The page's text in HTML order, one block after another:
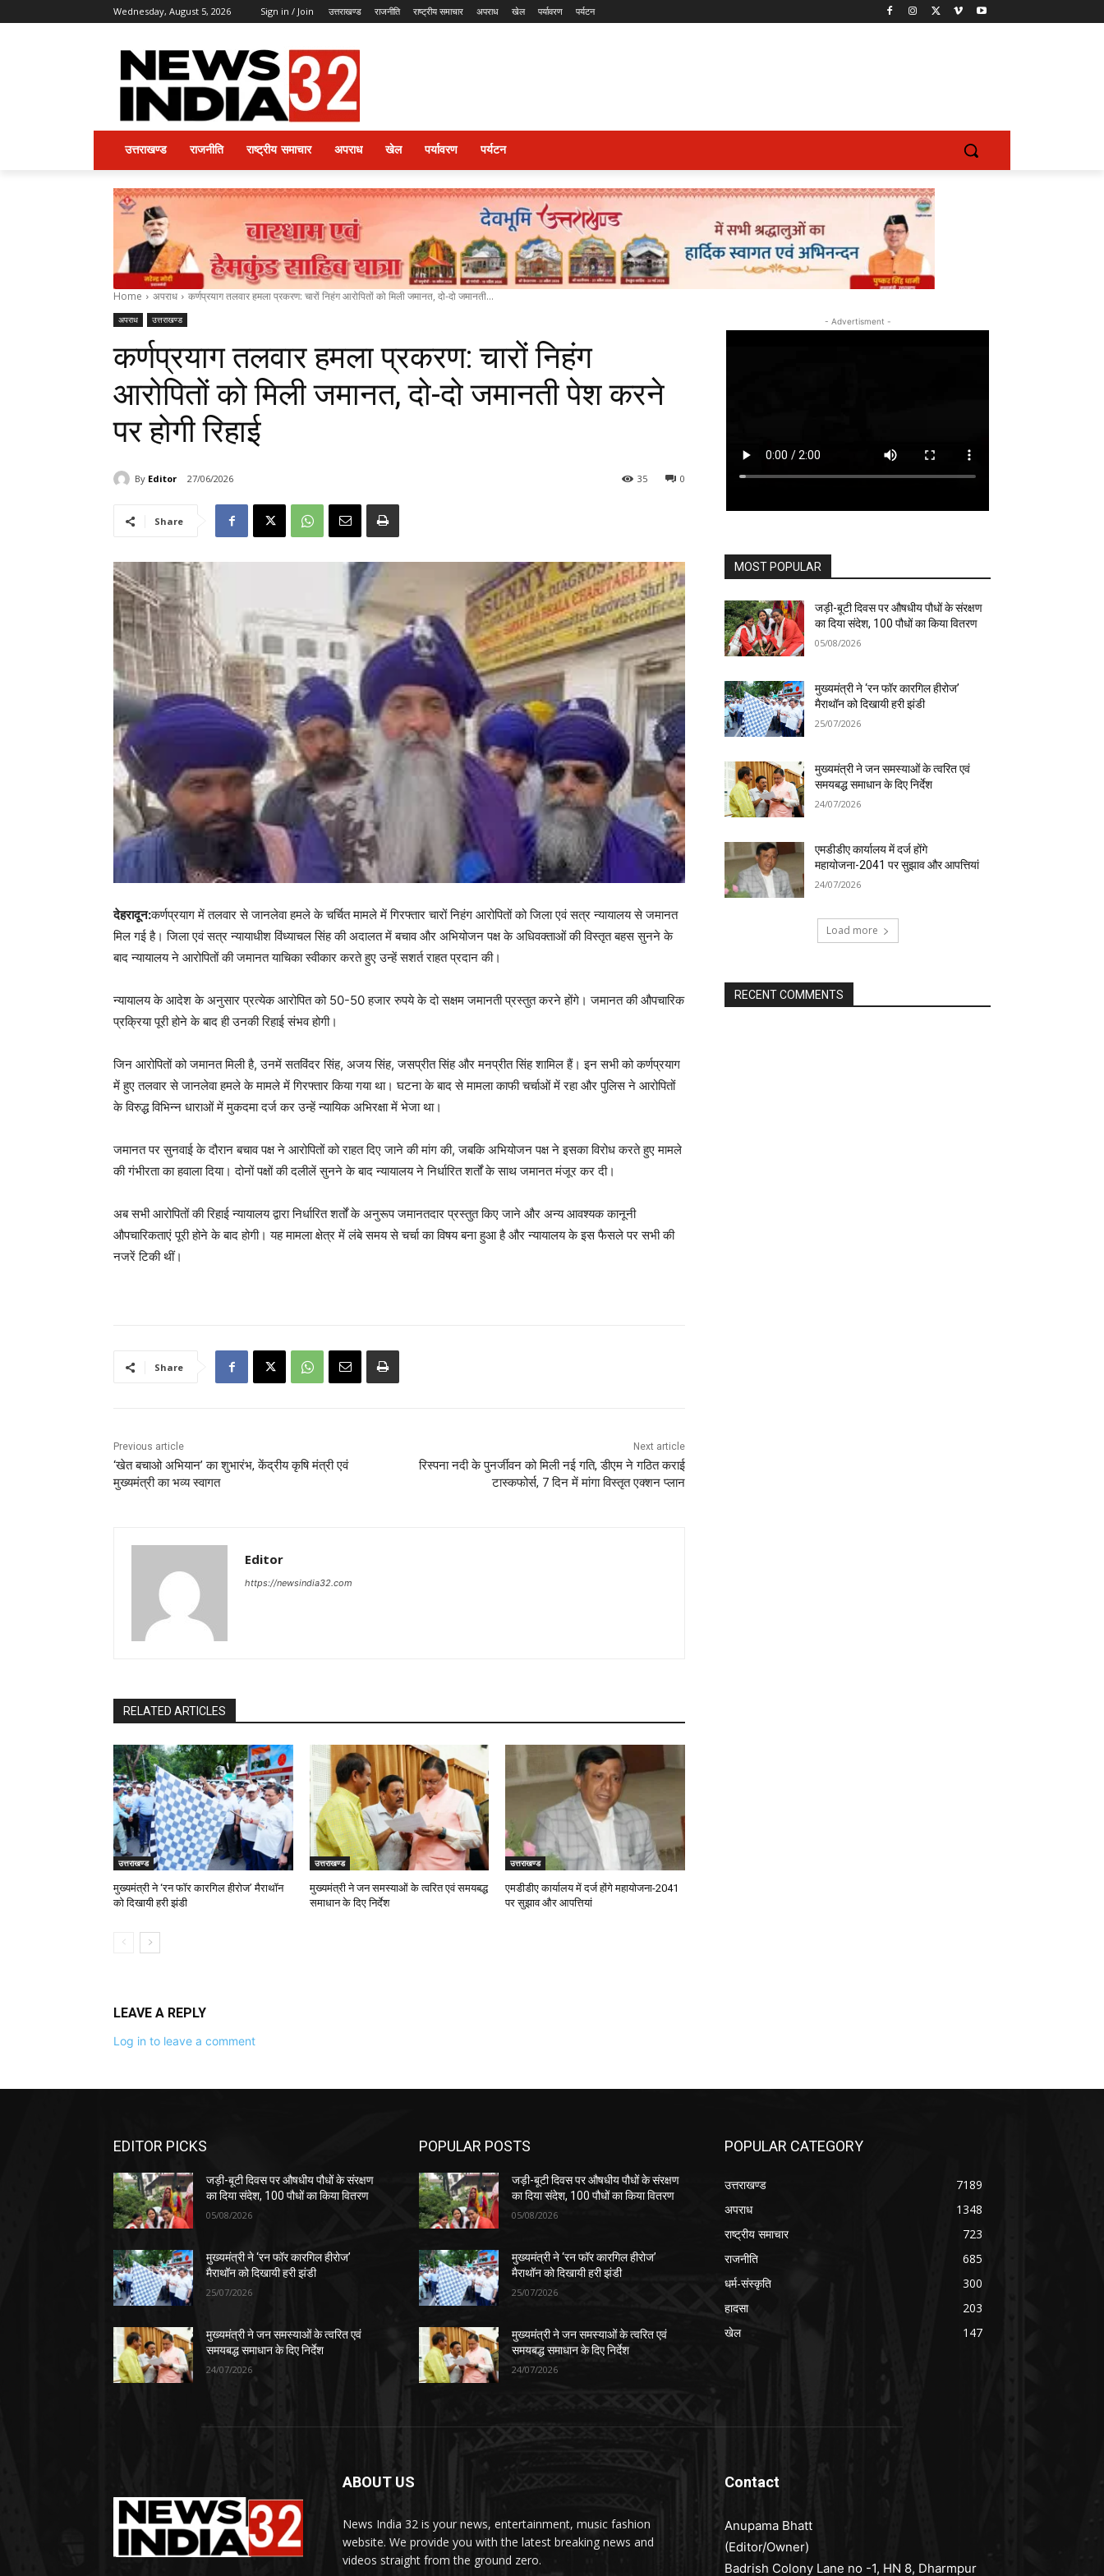
Wednesday, August 5, 2026 Sign in / Join उत्तराखण्ड राजनीति राष्ट्रीय समाचार अपराध खेल पर्यावरण पर्यटन
उत्तराखण्ड राजनीति राष्ट्रीय समाचार अपराध खेल पर्यावरण पर्यटन
Home अपराध कर्णप्रयाग तलवार हमला प्रकरण: चारों निहंग आरोपितों को मिली जमानत, दो-दो जमानती...
अपराध उत्तराखण्ड
कर्णप्रयाग तलवार हमला प्रकरण: चारों निहंग
आरोपितों को मिली जमानत, दो-दो जमानती पेश करने
पर होगी रिहाई
By Editor 27/06/2026 0
35
Share
देहरादून:कर्णप्रयाग में तलवार से जानलेवा हमले के चर्चित मामले में गिरफ्तार चारों निहंग आरोपितों को जिला एवं सत्र न्यायालय से जमानत
मिल गई है। जिला एवं सत्र न्यायाधीश विंध्याचल सिंह की अदालत में बचाव और अभियोजन पक्ष के अधिवक्ताओं की विस्तृत बहस सुनने के
बाद न्यायालय ने आरोपितों की जमानत याचिका स्वीकार करते हुए उन्हें सशर्त राहत प्रदान की।
न्यायालय के आदेश के अनुसार प्रत्येक आरोपित को 50-50 हजार रुपये के दो सक्षम जमानती प्रस्तुत करने होंगे। जमानत की औपचारिक
प्रक्रिया पूरी होने के बाद ही उनकी रिहाई संभव होगी।
जिन आरोपितों को जमानत मिली है, उनमें सतविंदर सिंह, अजय सिंह, जसप्रीत सिंह और मनप्रीत सिंह शामिल हैं। इन सभी को कर्णप्रयाग
में हुए तलवार से जानलेवा हमले के मामले में गिरफ्तार किया गया था। घटना के बाद से मामला काफी चर्चाओं में रहा और पुलिस ने आरोपितों
के विरुद्ध विभिन्न धाराओं में मुकदमा दर्ज कर उन्हें न्यायिक अभिरक्षा में भेजा था।
जमानत पर सुनवाई के दौरान बचाव पक्ष ने आरोपितों को राहत दिए जाने की मांग की, जबकि अभियोजन पक्ष ने इसका विरोध करते हुए मामले
की गंभीरता का हवाला दिया। दोनों पक्षों की दलीलें सुनने के बाद न्यायालय ने निर्धारित शर्तों के साथ जमानत मंजूर कर दी।
अब सभी आरोपितों की रिहाई न्यायालय द्वारा निर्धारित शर्तों के अनुरूप जमानतदार प्रस्तुत किए जाने और अन्य आवश्यक कानूनी
औपचारिकताएं पूरी होने के बाद होगी। यह मामला क्षेत्र में लंबे समय से चर्चा का विषय बना हुआ है और न्यायालय के इस फैसले पर सभी की
नजरें टिकी थीं।
Share
Previous article
‘खेत बचाओ अभियान’ का शुभारंभ, केंद्रीय कृषि मंत्री एवं
मुख्यमंत्री का भव्य स्वागत
Next article
रिस्पना नदी के पुनर्जीवन को मिली नई गति, डीएम ने गठित कराई
टास्कफोर्स, 7 दिन में मांगा विस्तृत एक्शन प्लान
Editor
https://newsindia32.com
RELATED ARTICLES
उत्तराखण्ड
मुख्यमंत्री ने ‘रन फॉर कारगिल हीरोज’ मैराथॉन
को दिखायी हरी झंडी
उत्तराखण्ड
मुख्यमंत्री ने जन समस्याओं के त्वरित एवं समयबद्ध
समाधान के दिए निर्देश
उत्तराखण्ड
एमडीडीए कार्यालय में दर्ज होंगे महायोजना-2041
पर सुझाव और आपत्तियां
LEAVE A REPLY
Log in to leave a comment
- Advertisment -
MOST POPULAR
जड़ी-बूटी दिवस पर औषधीय पौधों के संरक्षण
का दिया संदेश, 100 पौधों का किया वितरण
05/08/2026
मुख्यमंत्री ने ‘रन फॉर कारगिल हीरोज’
मैराथॉन को दिखायी हरी झंडी
25/07/2026
मुख्यमंत्री ने जन समस्याओं के त्वरित एवं
समयबद्ध समाधान के दिए निर्देश
24/07/2026
एमडीडीए कार्यालय में दर्ज होंगे
महायोजना-2041 पर सुझाव और आपत्तियां
24/07/2026
Load more
RECENT COMMENTS
EDITOR PICKS
जड़ी-बूटी दिवस पर औषधीय पौधों के संरक्षण
का दिया संदेश, 100 पौधों का किया वितरण
05/08/2026
मुख्यमंत्री ने ‘रन फॉर कारगिल हीरोज’
मैराथॉन को दिखायी हरी झंडी
25/07/2026
मुख्यमंत्री ने जन समस्याओं के त्वरित एवं
समयबद्ध समाधान के दिए निर्देश
24/07/2026
POPULAR POSTS
जड़ी-बूटी दिवस पर औषधीय पौधों के संरक्षण
का दिया संदेश, 100 पौधों का किया वितरण
05/08/2026
मुख्यमंत्री ने ‘रन फॉर कारगिल हीरोज’
मैराथॉन को दिखायी हरी झंडी
25/07/2026
मुख्यमंत्री ने जन समस्याओं के त्वरित एवं
समयबद्ध समाधान के दिए निर्देश
24/07/2026
POPULAR CATEGORY
उत्तराखण्ड
7189
अपराध
1348
राष्ट्रीय समाचार
723
राजनीति
685
धर्म-संस्कृति
300
हादसा
203
खेल
147
ABOUT US
News India 32 is your news, entertainment, music fashion
website. We provide you with the latest breaking news and
videos straight from the ground zero.
Contact
Anupama Bhatt
(Editor/Owner)
Badrish Colony Lane no -1, HN 8, Dharmpur